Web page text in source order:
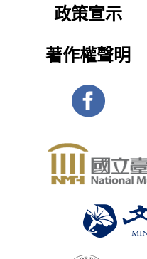
政策宣示
著作權聲明